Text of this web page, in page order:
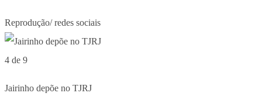
Reprodução/ redes sociais
4 de 9
Jairinho depõe no TJRJ